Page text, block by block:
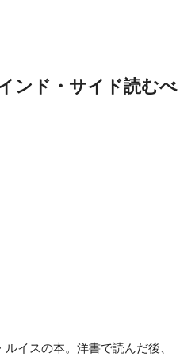
ンド・サイド読むべ
イスの本。洋書で読んだ後、